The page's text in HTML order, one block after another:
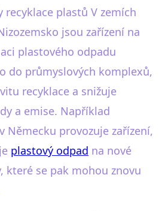
recyklace plastů V zemích
jsou zařízení na
plastového odpadu
do průmyslových komplexů,
recyklace a snižuje
a emise. Například
Německu provozuje zařízení,
plastový odpad na nové
které se pak mohou znovu